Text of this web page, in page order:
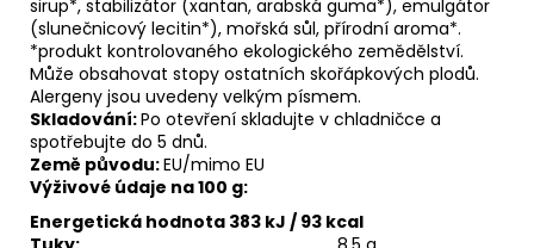
sirup*, stabilizátor (xantan, arabská guma*), emulgátor
(slunečnicový lecitin*), mořská sůl, přírodní aroma*.
*produkt kontrolovaného ekologického zemědělství.
Může obsahovat stopy ostatních skořápkových plodů.
Alergeny jsou uvedeny velkým písmem.
Skladování:Po otevření skladujte v chladničce a
spotřebujte do 5 dnů.
Země původu:EU/mimo EU
Výživové údaje na 100 g:
Energetická hodnota 383 kJ / 93 kcal